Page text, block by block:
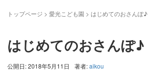
トップページ > 愛光こども園 > はじめてのおさんぽ♪
はじめてのおさんぽ♪
公開日: 2018年5月11日 著者:aikou